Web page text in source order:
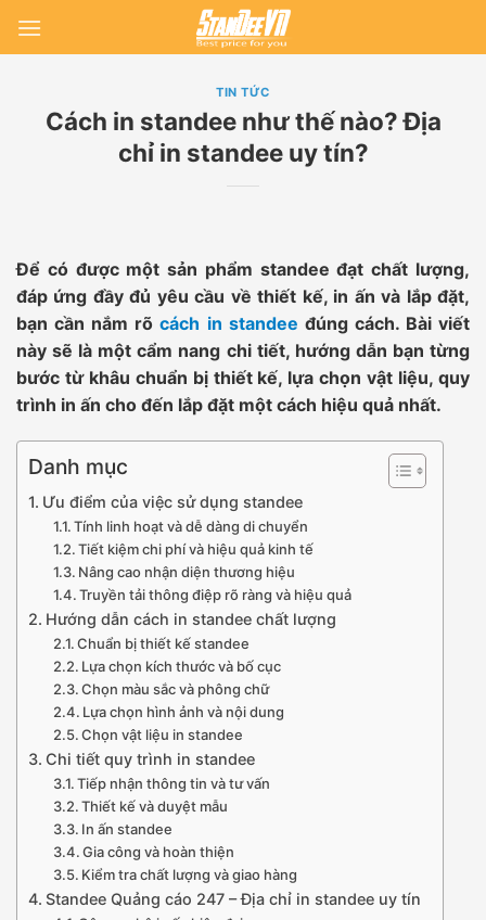
TIN TỨC
Cách in standee như thế nào? Địa
chỉ in standee uy tín?
Để có được một sản phẩm standee đạt chất lượng,
đáp ứng đầy đủ yêu cầu về thiết kế, in ấn và lắp đặt,
bạn cần nắm rõcách in standee đúng cách. Bài viết
này sẽ là một cẩm nang chi tiết, hướng dẫn bạn từng
bước từ khâu chuẩn bị thiết kế, lựa chọn vật liệu, quy
trình in ấn cho đến lắp đặt một cách hiệu quả nhất.
Danh mục
Ưu điểm của việc sử dụng standee
Tính linh hoạt và dễ dàng di chuyển
Tiết kiệm chi phí và hiệu quả kinh tế
Nâng cao nhận diện thương hiệu
Truyền tải thông điệp rõ ràng và hiệu quả
Hướng dẫn cách in standee chất lượng
Chuẩn bị thiết kế standee
Lựa chọn kích thước và bố cục
Chọn màu sắc và phông chữ
Lựa chọn hình ảnh và nội dung
Chọn vật liệu in standee
Chi tiết quy trình in standee
Tiếp nhận thông tin và tư vấn
Thiết kế và duyệt mẫu
In ấn standee
Gia công và hoàn thiện
Kiểm tra chất lượng và giao hàng
Standee Quảng cáo 247 – Địa chỉ in standee uy tín